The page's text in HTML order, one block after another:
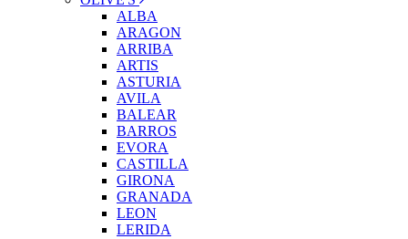
ALBA
ARAGON
ARRIBA
ARTIS
ASTURIA
AVILA
BALEAR
BARROS
EVORA
CASTILLA
GIRONA
GRANADA
LEON
LERIDA